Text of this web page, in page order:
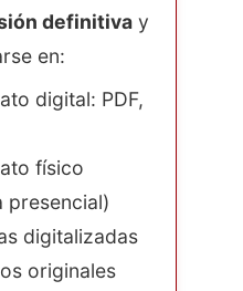
definitiva y
en:
digital: PDF,
físico
presencial)
digitalizadas
originales